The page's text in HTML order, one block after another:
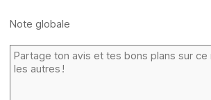
Note globale